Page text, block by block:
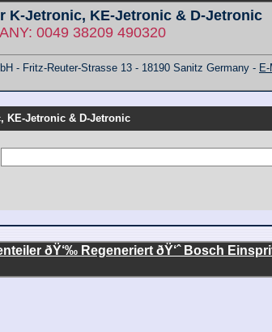
K-Jetronic, KE-Jetronic & D-Jetronic
0049 38209 490320
- Fritz-Reuter-Strasse 13 - 18190 Sanitz Germany - E-
KE-Jetronic & D-Jetronic
ðŸ‘‰ Regeneriert ðŸ‘ˆ Bosch